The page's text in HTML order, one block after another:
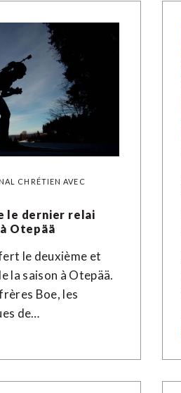
CHRÉTIEN AVEC
le dernier relai
Otepää
le deuxième et
la saison à Otepää.
Boe, les
de…